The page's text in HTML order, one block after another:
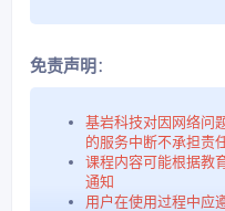
免责声明 ：
基岩科技对因网络问
的服务中断不承担责
课程内容可能根据教
通知
用户在使用过程中应